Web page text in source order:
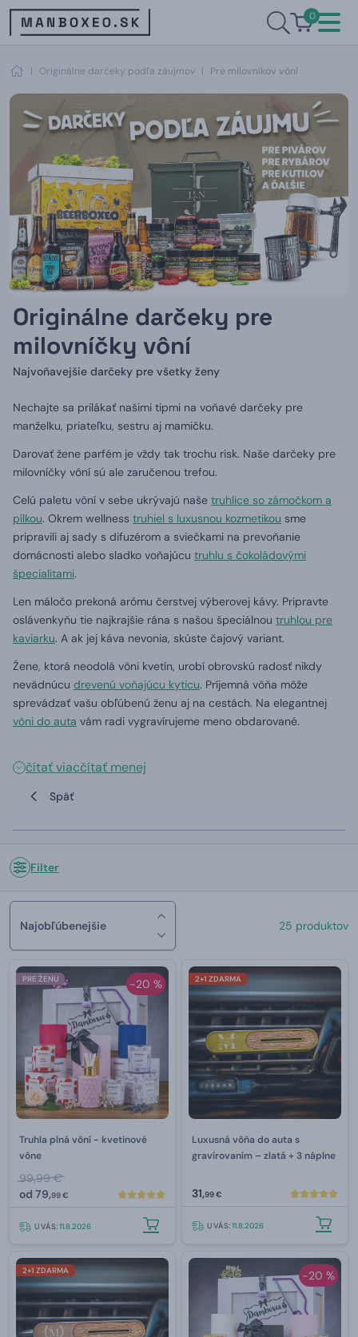
0
| Originálne darčeky podľa záujmov | Pre milovníkov vôní
Originálne darčeky pre
milovníčky vôní
Najvoňavejšie darčeky pre všetky ženy
Nechajte sa prilákať našimi tipmi na voňavé darčeky pre
manželku, priateľku, sestru aj mamičku.
Darovať žene parfém je vždy tak trochu risk. Naše darčeky pre
milovníčky vôní sú ale zaručenou trefou.
Celú paletu vôní v sebe ukrývajú naše truhlice so zámočkom a
pílkou. Okrem wellness truhiel s luxusnou kozmetikou sme
pripravili aj sady s difuzérom a sviečkami na prevoňanie
domácnosti alebo sladko voňajúcu truhlu s čokoládovými
špecialitami.
Len máločo prekoná arómu čerstvej výberovej kávy. Pripravte
oslávenkyňu tie najkrajšie rána s našou špeciálnou truhlou pre
kaviarku. A ak jej káva nevonia, skúste čajový variant.
Žene, ktorá neodolá vôni kvetín, urobí obrovskú radosť nikdy
nevädnúcu drevenú voňajúcu kyticu. Príjemná vôňa môže
sprevádzať vašu obľúbenú ženu aj na cestách. Na elegantnej
vôni do auta vám radi vygravírujeme meno obdarované.
čítať viacčítať menej
Späť
Filter
Najobľúbenejšie 25 produktov
-20 %
PRE ŽENU
Truhla plná vôní - kvetinové
vône
99,99 €
od 79,99 €
U VÁS:11.8.2026
2+1 ZDARMA
Luxusná vôňa do auta s
gravírovaním –⁠ zlatá + 3 náplne
31,99 €
U VÁS:11.8.2026
2+1 ZDARMA -20 %